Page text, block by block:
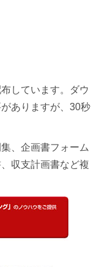
しています。ダウ
ありますが、30秒
、企画書フォーム
収支計画書など複